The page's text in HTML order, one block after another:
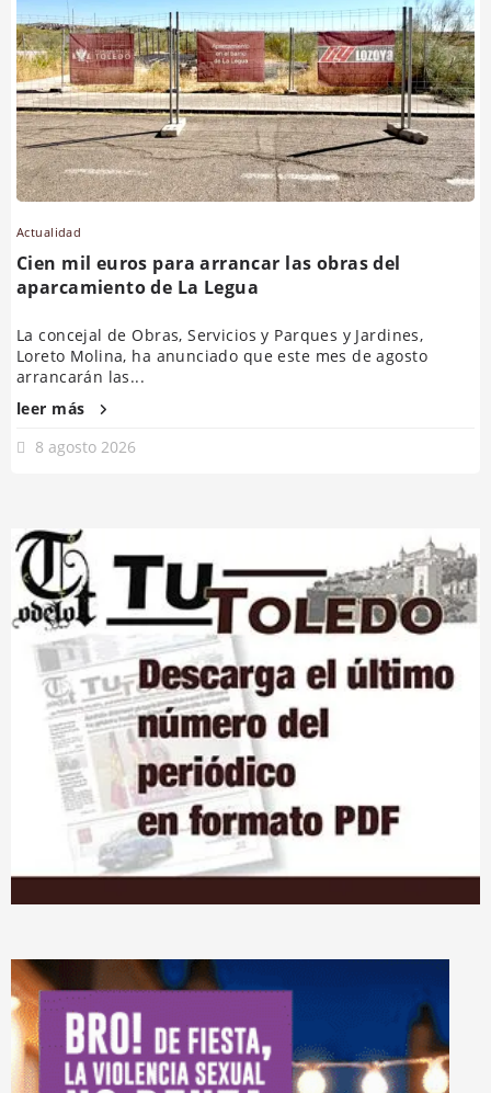
Actualidad
Cien mil euros para arrancar las obras del
aparcamiento de La Legua
La concejal de Obras, Servicios y Parques y Jardines,
Loreto Molina, ha anunciado que este mes de agosto
arrancarán las...
leer más
8 agosto 2026